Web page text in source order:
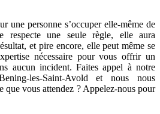
une personne s’occuper elle-même de
respecte une seule règle, elle aura
et pire encore, elle peut même se
nécessaire pour vous offrir un
aucun incident. Faites appel à notre
les-Saint-Avold et nous nous
que vous attendez ? Appelez-nous pour